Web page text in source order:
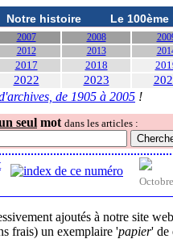
Notre histoire Le 100ème
2007 2008
2012 2013
2017 2018
2022 2023
de 1905 à 2005 !
seul mot dans les articles :
ajoutés à notre site
frais) un exemplaire 'papier' de